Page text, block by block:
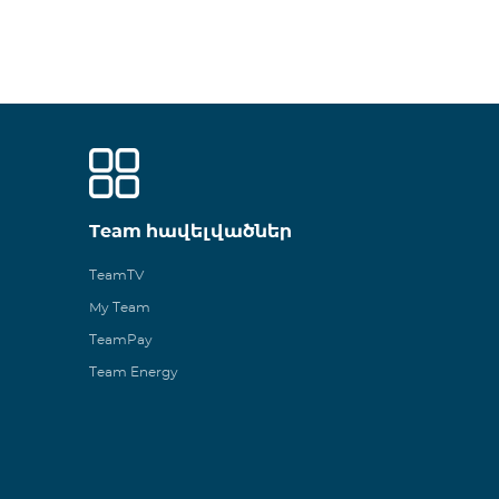
Team հավելվածներ
TeamTV
My Team
TeamPay
Team Energy